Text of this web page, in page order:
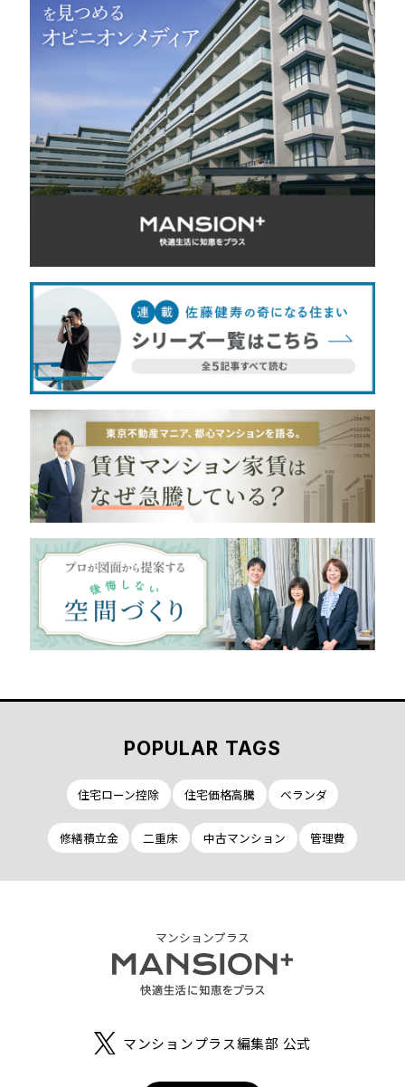
POPULAR TAGS
住宅ローン控除 住宅価格高騰 ベランダ
修繕積立金 二重床 中古マンション 管理費
マンションプラス
マンションプラス編集部 公式